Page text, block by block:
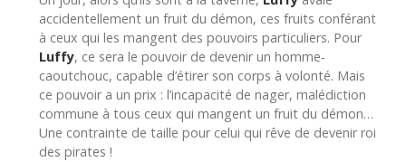
accidentellement un fruit du démon, ces fruits conférant
à ceux qui les mangent des pouvoirs particuliers. Pour
Luffy, ce sera le pouvoir de devenir un homme-
caoutchouc, capable d’étirer son corps à volonté. Mais
ce pouvoir a un prix : l’incapacité de nager, malédiction
commune à tous ceux qui mangent un fruit du démon…
Une contrainte de taille pour celui qui rêve de devenir roi
des pirates !